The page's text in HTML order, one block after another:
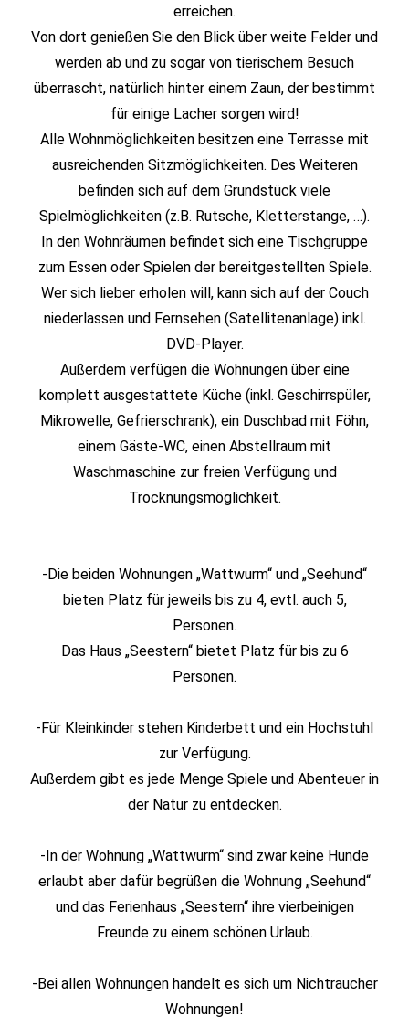
erreichen.
Von dort genießen Sie den Blick über weite Felder und
werden ab und zu sogar von tierischem Besuch
überrascht, natürlich hinter einem Zaun, der bestimmt
für einige Lacher sorgen wird!
Alle Wohnmöglichkeiten besitzen eine Terrasse mit
ausreichenden Sitzmöglichkeiten. Des Weiteren
befinden sich auf dem Grundstück viele
Spielmöglichkeiten (z.B. Rutsche, Kletterstange, …).
In den Wohnräumen befindet sich eine Tischgruppe
zum Essen oder Spielen der bereitgestellten Spiele.
Wer sich lieber erholen will, kann sich auf der Couch
niederlassen und Fernsehen (Satellitenanlage) inkl.
DVD-Player.
Außerdem verfügen die Wohnungen über eine
komplett ausgestattete Küche (inkl. Geschirrspüler,
Mikrowelle, Gefrierschrank), ein Duschbad mit Föhn,
einem Gäste-WC, einen Abstellraum mit
Waschmaschine zur freien Verfügung und
Trocknungsmöglichkeit.
-Die beiden Wohnungen „Wattwurm“ und „Seehund“
bieten Platz für jeweils bis zu 4, evtl. auch 5,
Personen.
Das Haus „Seestern“ bietet Platz für bis zu 6
Personen.
-Für Kleinkinder stehen Kinderbett und ein Hochstuhl
zur Verfügung.
Außerdem gibt es jede Menge Spiele und Abenteuer in
der Natur zu entdecken.
-In der Wohnung „Wattwurm“ sind zwar keine Hunde
erlaubt aber dafür begrüßen die Wohnung „Seehund“
und das Ferienhaus „Seestern“ ihre vierbeinigen
Freunde zu einem schönen Urlaub.
-Bei allen Wohnungen handelt es sich um Nichtraucher
Wohnungen!